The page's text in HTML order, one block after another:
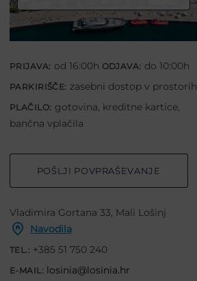
PRIJAVA: od 16:00h ODJAVA: do 10:00h
PARKIRIŠČE: zasebni dostop v prostorih
PLAČILO: gotovina, kreditne kartice,
bančna vplačila
POŠLJI POVPRAŠEVANJE
Vladimira Gortana 33, Mali Lošinj
Navodila
TEL.: +385 51 750 240
E-MAIL: losinia@losinia.hr